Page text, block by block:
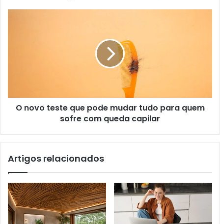
O novo teste que pode mudar tudo para quem
sofre com queda capilar
Artigos relacionados